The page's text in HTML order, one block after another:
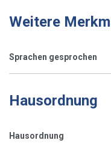
Weitere
Sprachen gesprochen
Hausordnung
Hausordnung